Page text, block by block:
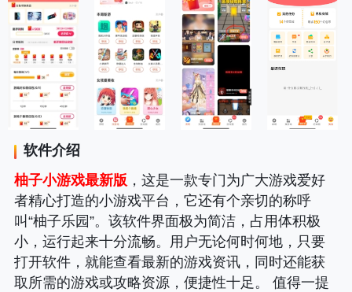
软件介绍
柚子小游戏最新版 ，这是一款专门为广大游戏爱好
者精心打造的小游戏平台，它还有个亲切的称呼
叫“柚子乐园”。该软件界面极为简洁，占用体积极
小，运行起来十分流畅。用户无论何时何地，只要
打开软件，就能查看最新的游戏资讯，同时还能获
取所需的游戏或攻略资源，便捷性十足。 值得一提